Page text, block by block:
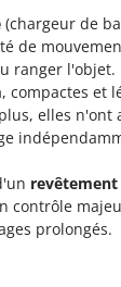
électriques
(chargeur de
de
ranger l'objet.
, compactes et
elles n'ont
contrôle
prolongés.